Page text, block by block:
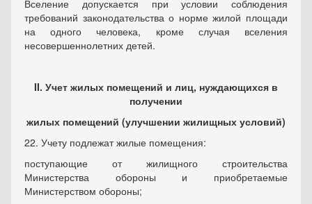
Вселение допускается при условии соблюдения
требований законодательства о норме жилой площади
на одного человека, кроме случая вселения
несовершеннолетних детей.
II. Учет жилых помещений и лиц, нуждающихся в
получении
жилых помещений (улучшении жилищных условий)
22. Учету подлежат жилые помещения:
поступающие от жилищного строительства
Министерства обороны и приобретаемые
Министерством обороны;